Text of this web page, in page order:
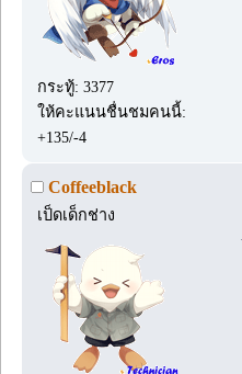
กระทู้: 3377
ให้คะแนนชื่นชมคนนี้:
+135/-4
Coffeeblack
เป็ดเด็กช่าง